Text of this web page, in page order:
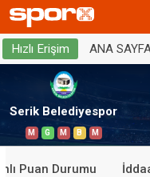
Hızlı Erişim ANA
Serik Belediyespor
M G M B M
Puan Durumu